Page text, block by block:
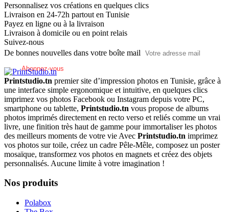
Personnalisez vos créations en quelques clics
Livraison en 24-72h partout en Tunisie
Payez en ligne ou à la livraison
Livraison à domicile ou en point relais
Suivez-nous
De bonnes nouvelles dans votre boîte mail
Printstudio.tn premier site d’impression photos en Tunisie, grâce à
une interface simple ergonomique et intuitive, en quelques clics
imprimez vos photos Facebook ou Instagram depuis votre PC,
smartphone ou tablette, Printstudio.tn vous propose de albums
photos imprimés directement en recto verso et reliés comme un vrai
livre, une finition très haut de gamme pour immortaliser les photos
des meilleurs moments de votre vie Avec Printstudio.tn imprimez
vos photos sur toile, créez un cadre Pêle-Mêle, composez un poster
mosaïque, transformez vos photos en magnets et créez des objets
personnalisés. Aucune limite à votre imagination !
Nos produits
Polabox